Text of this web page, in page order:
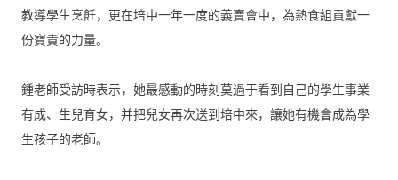
教導學生烹飪，更在培中一年一度的義賣會中， 為熱食組貢獻一
份寶貴的力量。
鍾老師受訪時表示， 她最感動的時刻莫過于看到自己的學生事業
有成、生兒育女， 并把兒女再次送到培中來，讓她有機會成為學
生孩子的老師。